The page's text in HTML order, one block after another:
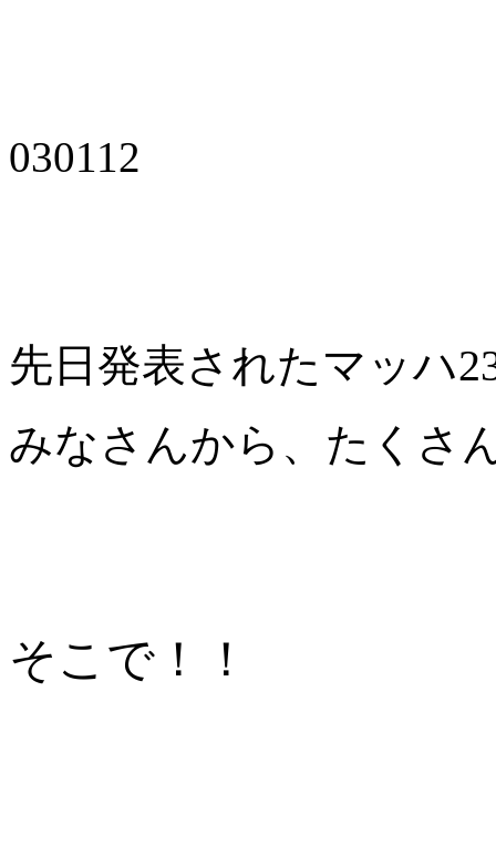
030112
先日発表されたマッハ
みなさんから、たくさ
そこで！！